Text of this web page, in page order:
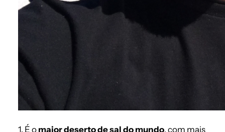
1. É o maior deserto de sal do mundo, com mais